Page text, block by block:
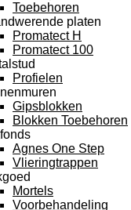
Toebehoren
platen
Promatect H
Promatect 100
Profielen
Gipsblokken
Blokken Toebehoren
Agnes One Step
Vlieringtrappen
Mortels
Voorbehandeling